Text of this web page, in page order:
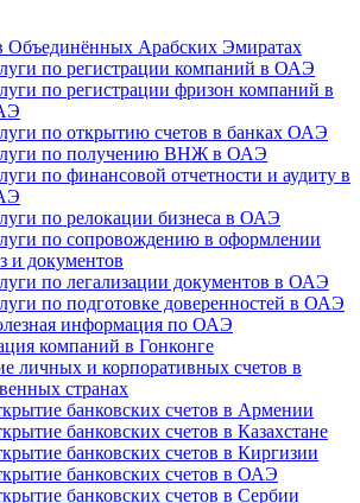
Объединённых Арабских Эмиратах
по регистрации компаний в ОАЭ
по регистрации фризон компаний в
по открытию счетов в банках ОАЭ
по получению ВНЖ в ОАЭ
по финансовой отчетности и аудиту в
по релокации бизнеса в ОАЭ
по сопровождению в оформлении
и документов
по легализации документов в ОАЭ
по подготовке доверенностей в ОАЭ
информация по ОАЭ
компаний в Гонконге
личных и корпоративных счетов в
странах
банковских счетов в Армении
банковских счетов в Казахстане
банковских счетов в Киргизии
банковских счетов в ОАЭ
банковских счетов в Сербии